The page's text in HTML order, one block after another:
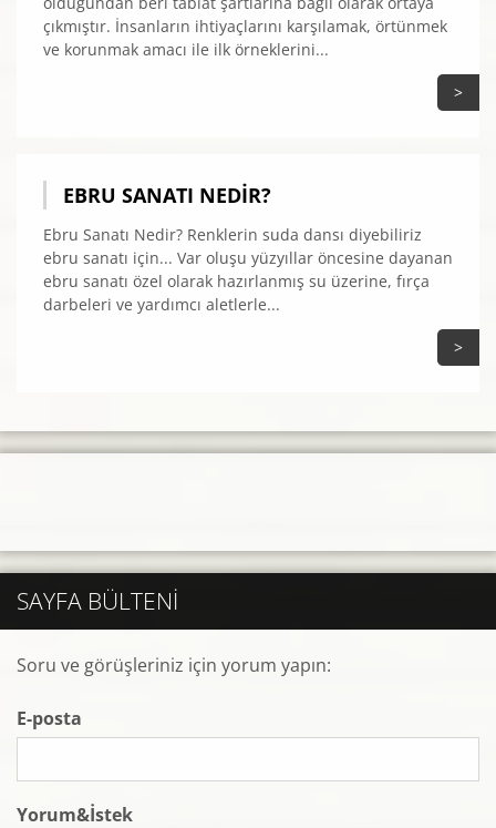
çıkmıştır. İnsanların ihtiyaçlarını karşılamak, örtünmek
ve korunmak amacı ile ilk örneklerini...
>
EBRU SANATI NEDIR?
Ebru Sanatı Nedir? Renklerin suda dansı diyebiliriz
ebru sanatı için... Var oluşu yüzyıllar öncesine dayanan
ebru sanatı özel olarak hazırlanmış su üzerine, fırça
darbeleri ve yardımcı aletlerle...
>
SAYFA BÜLTENI
Soru ve görüşleriniz için yorum yapın:
E-posta
Yorum&İstek